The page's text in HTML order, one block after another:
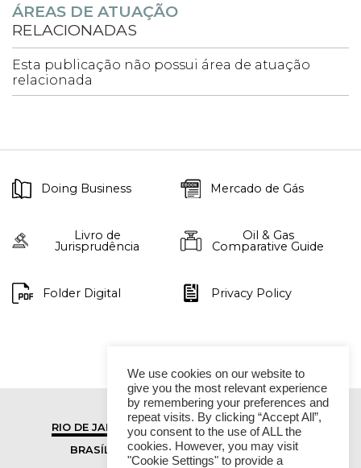
ÁREAS DE ATUAÇÃO
RELACIONADAS
Esta publicação não possui área de atuação
relacionada
Doing Business Mercado de Gás
Livro de
Jurisprudência
Oil & Gas
Comparative Guide
Folder Digital Privacy Policy
RIO DE JANEIRO
SÃO PAULO
BRASÍLIA
VITÓRIA
We use cookies on our website to
give you the most relevant experience
by remembering your preferences and
repeat visits. By clicking “Accept All”,
you consent to the use of ALL the
cookies. However, you may visit
"Cookie Settings" to provide a